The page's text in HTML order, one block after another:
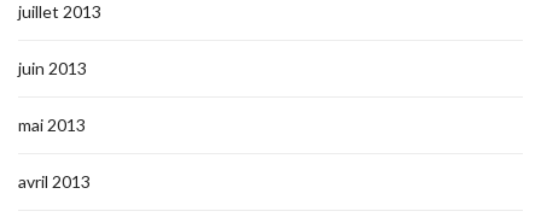
juillet 2013
juin 2013
mai 2013
avril 2013